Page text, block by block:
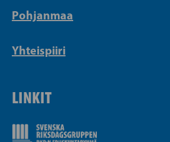
Pohjanmaa
Yhteispiiri
LINKIT